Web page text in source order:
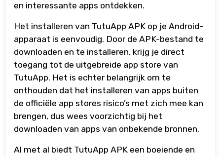
en interessante apps ontdekken.
Het installeren van TutuApp APK op je Android-
apparaat is eenvoudig. Door de APK-bestand te
downloaden en te installeren, krijg je direct
toegang tot de uitgebreide app store van
TutuApp. Het is echter belangrijk om te
onthouden dat het installeren van apps buiten
de officiële app stores risico’s met zich mee kan
brengen, dus wees voorzichtig bij het
downloaden van apps van onbekende bronnen.
Al met al biedt TutuApp APK een boeiende en